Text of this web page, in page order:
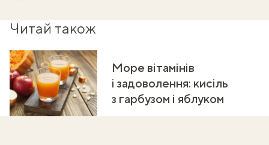
Читай також
Море вітамінів
і задоволення: кисіль
з гарбузом і яблуком